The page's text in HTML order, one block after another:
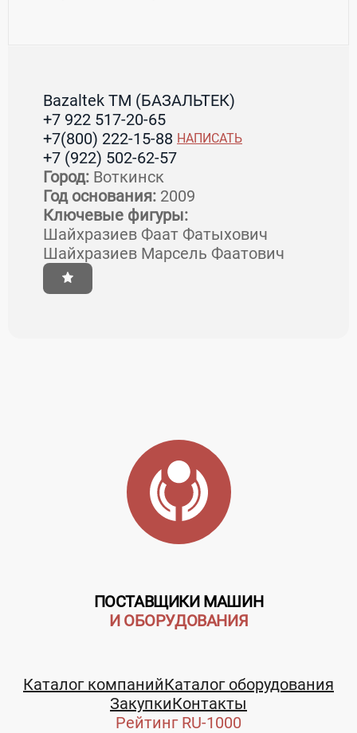
Bazaltek TM (БАЗАЛЬТЕК)
+7 922 517-20-65
+7(800) 222-15-88
+7 (922) 502-62-57
НАПИСАТЬ
Город: Воткинск
Год основания: 2009
Ключевые фигуры:
Шайхразиев Фаат Фатыхович
Шайхразиев Марсель Фаатович
ПОСТАВЩИКИ МАШИН
И ОБОРУДОВАНИЯ
Каталог компанийКаталог оборудования
ЗакупкиКонтакты
Рейтинг RU-1000